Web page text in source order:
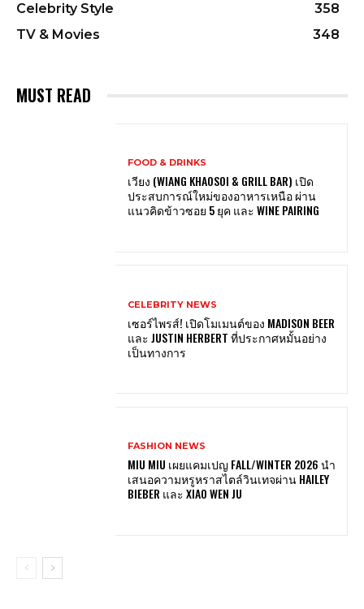
Celebrity Style
358
TV & Movies
348
MUST READ
FOOD & DRINKS
เวียง (WIANG KHAOSOI & GRILL BAR) เปิด
ประสบการณ์ใหม่ของอาหารเหนือ ผ่าน
แนวคิดข้าวซอย 5 ยุค และ WINE PAIRING
CELEBRITY NEWS
เซอร์ไพรส์! เปิดโมเมนต์ของ MADISON BEER
และ JUSTIN HERBERT ที่ประกาศหมั้นอย่าง
เป็นทางการ
FASHION NEWS
MIU MIU เผยแคมเปญ FALL/WINTER 2026 นำ
เสนอความหรูหราสไตล์วินเทจผ่าน HAILEY
BIEBER และ XIAO WEN JU